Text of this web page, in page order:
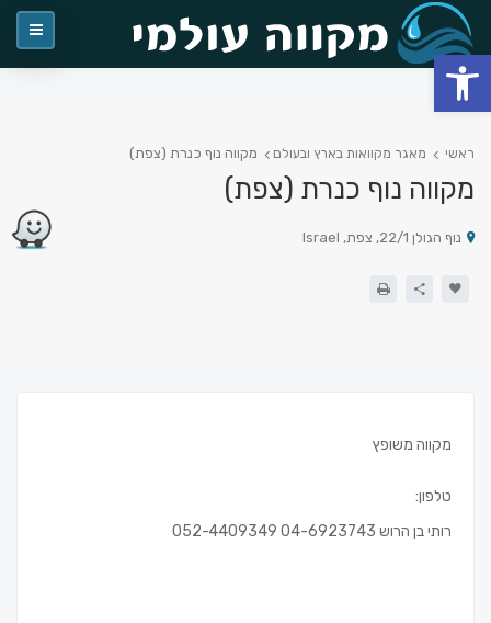
ראשי מאגר מקוואות בארץ ובעולם מקווה נוף כנרת (צפת)
מקווה נוף כנרת (צפת)
נוף הגולן 22/1, צפת, Israel
מקווה משופץ
טלפון:
רותי בן הרוש 04-6923743 052-4409349
פתח סרגל נגישות